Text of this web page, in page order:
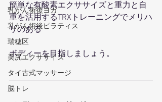
乳がん術後ヨガ
乳がん術後ピラティス
瑞穂区
美尻エクササイズ
タイ古式マッサージ
脳トレ
簡単な有酸素エクササイズと重力と自
重を活用するTRXトレーニングでメリハ
リのある
ボディーを目指しましょう。